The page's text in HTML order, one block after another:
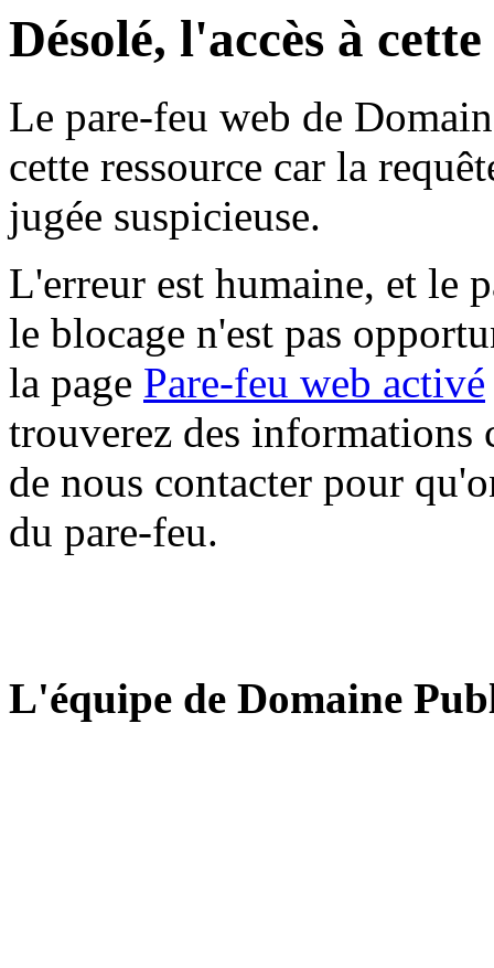
Désolé, l'accès à
Le pare-feu web de
cette ressource car la
jugée suspicieuse.
L'erreur est humaine, et le
le blocage n'est pas
la page Pare-feu web activé
trouverez des informations
de nous contacter pour
du pare-feu.
L'équipe de Domaine